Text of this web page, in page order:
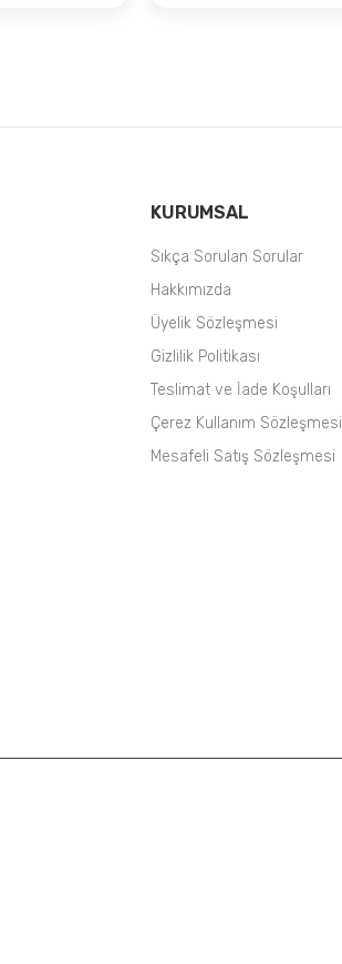
KURUMSAL
Sıkça Sorulan Sorular
Hakkımızda
Üyelik Sözleşmesi
Gizlilik Politikası
Teslimat ve İade Koşulları
Çerez Kullanım Sözleşmesi
Mesafeli Satış Sözleşmesi